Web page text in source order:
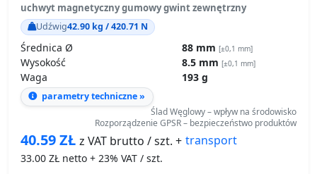
uchwyt magnetyczny gumowy gwint zewnętrzny
Udźwig42.90 kg / 420.71 N
Średnica Ø 88 mm [±0,1 mm]
Wysokość 8.5 mm [±0,1 mm]
Waga 193 g
parametry techniczne »
Ślad Węglowy – wpływ na środowisko
Rozporządzenie GPSR – bezpieczeństwo produktów
40.59ZŁ z VAT brutto / szt. + transport
33.00 ZŁ netto + 23% VAT / szt.